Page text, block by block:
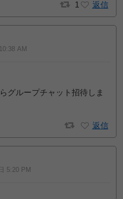
1 返信
AM
グループチャット招待しま
返信
5:20 PM